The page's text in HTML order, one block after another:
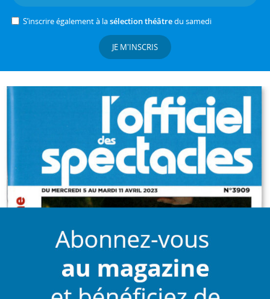
S’inscrire également à lasélection théâtredu samedi
JE M'INSCRIS